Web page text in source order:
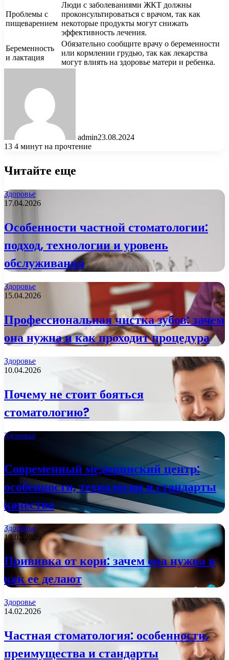
Проблемы с
пищеварением
Люди с заболеваниями ЖКТ должны
проконсультироваться с врачом, так как
некоторые продукты могут снижать
эффективность лечения.
Беременность
и лактация
Обязательно сообщите врачу о беременности
или кормлении грудью, так как лекарства
могут влиять на здоровье матери и ребенка.
admin23.08.2024
13 4 минут на прочтение
Читайте еще
Здоровье
17.04.2026
Особенности частной стоматологии:
подход, технологии и уровень
обслуживания
Здоровье
15.04.2026
Профессиональная чистка зубов: зачем
она нужна и как проходит процедура
Здоровье
10.04.2026
Почему не стоит бояться
стоматологию?
Здоровье
Современный медицинский центр:
особенности, технологии и стандарты
качества
Здоровье
19.02.2026
Прививка от кори: зачем она нужна и
как ее делают
Здоровье
14.02.2026
Частная стоматология: особенности,
преимущества и стандарты